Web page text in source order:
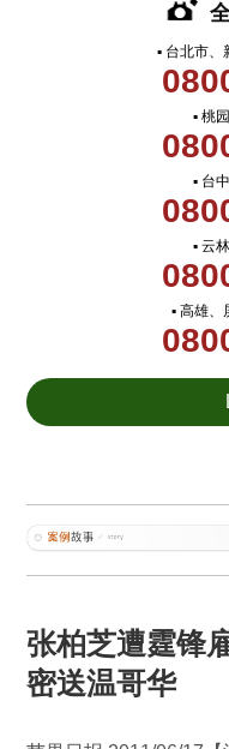
▪ 台北市、
▪ 桃
▪ 台
▪ 云
▪ 高雄、
张柏芝遭霆锋
密送温哥华